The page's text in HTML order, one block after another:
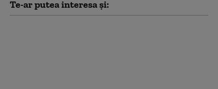
Te-ar putea interesa și: